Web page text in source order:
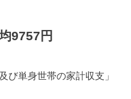
9757円
び単身世帯の家計収支」